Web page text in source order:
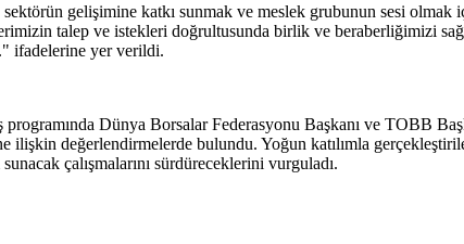
gelişimine katkı sunmak ve meslek grubunun sesi olmak
talep ve istekleri doğrultusunda birlik ve beraberliğimizi
ifadelerine yer verildi.
programında Dünya Borsalar Federasyonu Başkanı ve TOBB
değerlendirmelerde bulundu. Yoğun katılımla
çalışmalarını sürdüreceklerini vurguladı.